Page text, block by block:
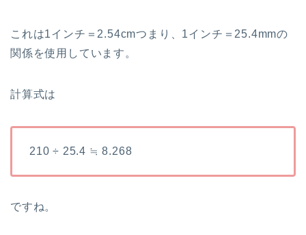
これは1インチ＝2.54cmつまり、1インチ＝25.4mmの
関係を使用しています。
計算式は
210 ÷ 25.4 ≒ 8.268
ですね。